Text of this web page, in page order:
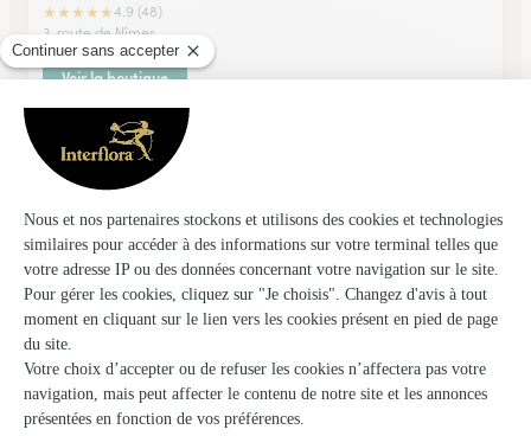
★★★★★4.9 (48)
3, route de Nîmes
Voir la boutique
Monceau Fleurs
Caveirac
★★★★ ★4.2 (102)
Chemin de Vermaciel